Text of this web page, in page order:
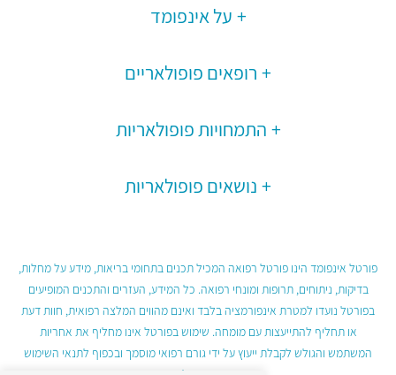
על אינפומד
רופאים פופולאריים
התמחויות פופולאריות
נושאים פופולאריות
פורטל אינפומד הינו פורטל רפואה המכיל תכנים בתחומי בריאות, מידע על מחלות,
בדיקות, ניתוחים, תרופות ומונחי רפואה. כל המידע, העזרים והתכנים המופיעים
בפורטל נועדו למטרת אינפורמציה בלבד ואינם מהווים המלצה רפואית, חוות דעת
או תחליף להתייעצות עם מומחה. שימוש בפורטל אינו מחליף את אחריות
המשתמש והגולש לקבלת ייעוץ על ידי גורם רפואי מוסמך ובכפוף לתנאי השימוש